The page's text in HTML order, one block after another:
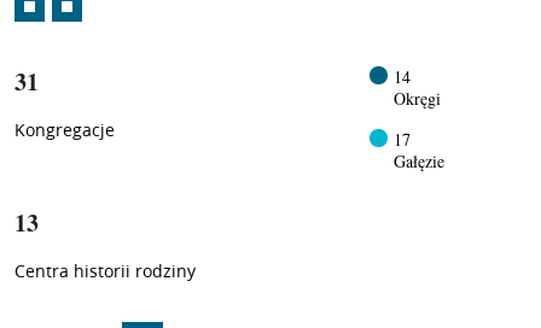
31
Kongregacje
14
Okręgi
17
Gałęzie
13
Centra historii rodziny